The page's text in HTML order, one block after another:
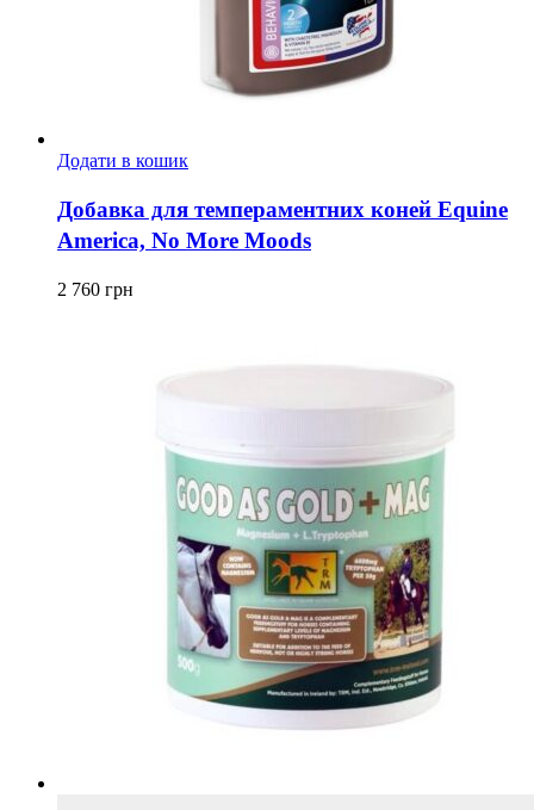
Додати в кошик
Добавка для темпераментних коней Equine
America, No More Moods
2 760 грн